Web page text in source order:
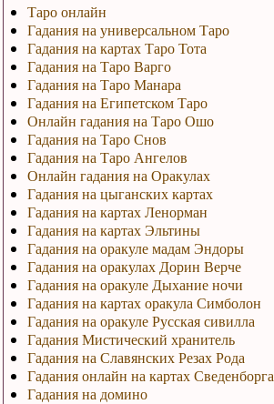
Таро онлайн
Гадания на универсальном Таро
Гадания на картах Таро Тота
Гадания на Таро Варго
Гадания на Таро Манара
Гадания на Египетском Таро
Онлайн гадания на Таро Ошо
Гадания на Таро Снов
Гадания на Таро Ангелов
Онлайн гадания на Оракулах
Гадания на цыганских картах
Гадания на картах Ленорман
Гадания на картах Эльтины
Гадания на оракуле мадам Эндоры
Гадания на оракулах Дорин Верче
Гадания на оракуле Дыхание ночи
Гадания на картах оракула Симболон
Гадания на оракуле Русская сивилла
Гадания Мистический хранитель
Гадания на Славянских Резах Рода
Гадания онлайн на картах Сведенборга
Гадания на домино